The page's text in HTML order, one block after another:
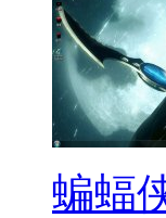
蝙蝠